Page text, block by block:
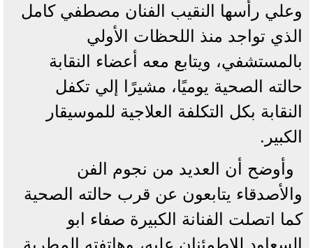
وعلي رأسها النقيب الفنان مصطفي كامل
الذي تواجد منذ اللحظات الأولي
بالمستشفي، ويتابع معه أعضاء النقابة
حالته الصحية يوميًا، مشيرًا إلي تكفل
النقابة بكل التكلفة العلاجية للموسيقار
الكبير.
وأوضح أن العديد من نجوم الفن
والأصدقاء يتابعون عن قرب حالته الصحية
كما اتصلت الفنانة الكبيرة صفاء ابو
السعاود للإطمئنان عليه، وهاتفته المطربة